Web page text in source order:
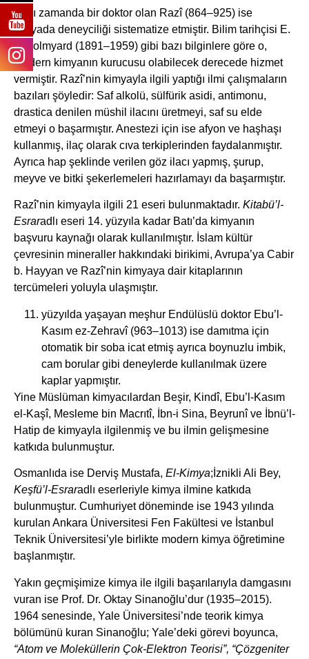
Aynı zamanda bir doktor olan Razî (864–925) ise
kimyada deneyciliği sistematize etmiştir. Bilim tarihçisi E.
J. Holmyard (1891–1959) gibi bazı bilginlere göre o,
modern kimyanın kurucusu olabilecek derecede hizmet
vermiştir. Razî’nin kimyayla ilgili yaptığı ilmi çalışmaların
bazıları şöyledir: Saf alkolü, sülfürik asidi, antimonu,
drastica denilen müshil ilacını üretmeyi, saf su elde
etmeyi o başarmıştır. Anestezi için ise afyon ve haşhaşı
kullanmış, ilaç olarak cıva terkiplerinden faydalanmıştır.
Ayrıca hap şeklinde verilen göz ilacı yapmış, şurup,
meyve ve bitki şekerlemeleri hazırlamayı da başarmıştır.
Razî’nin kimyayla ilgili 21 eseri bulunmaktadır. Kitabü’l-
Esraradlı eseri 14. yüzyıla kadar Batı’da kimyanın
başvuru kaynağı olarak kullanılmıştır. İslam kültür
çevresinin mineraller hakkındaki birikimi, Avrupa’ya Cabir
b. Hayyan ve Razî’nin kimyaya dair kitaplarının
tercümeleri yoluyla ulaşmıştır.
yüzyılda yaşayan meşhur Endülüslü doktor Ebu’l-
Kasım ez-Zehravî (963–1013) ise damıtma için
otomatik bir soba icat etmiş ayrıca boynuzlu imbik,
cam borular gibi deneylerde kullanılmak üzere
kaplar yapmıştır.
Yine Müslüman kimyacılardan Beşir, Kindî, Ebu’l-Kasım
el-Kaşî, Mesleme bin Macrıtî, İbn-i Sina, Beyrunî ve İbnü’l-
Hatip de kimyayla ilgilenmiş ve bu ilmin gelişmesine
katkıda bulunmuştur.
Osmanlıda ise Derviş Mustafa, El-Kimya;İznikli Ali Bey,
Keşfü’l-Esraradlı eserleriyle kimya ilmine katkıda
bulunmuştur. Cumhuriyet döneminde ise 1943 yılında
kurulan Ankara Üniversitesi Fen Fakültesi ve İstanbul
Teknik Üniversitesi’yle birlikte modern kimya öğretimine
başlanmıştır.
Yakın geçmişimize kimya ile ilgili başarılarıyla damgasını
vuran ise Prof. Dr. Oktay Sinanoğlu’dur (1935–2015).
1964 senesinde, Yale Üniversitesi’nde teorik kimya
bölümünü kuran Sinanoğlu; Yale’deki görevi boyunca,
“Atom ve Moleküllerin Çok-Elektron Teorisi”, “Çözgeniter